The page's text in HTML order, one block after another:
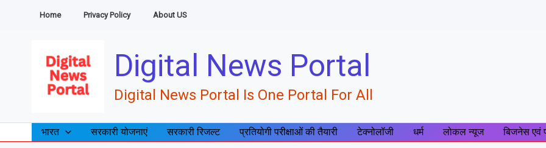
Home Privacy Policy About US
Digital News Portal
Digital News Portal Is One Portal For All
भारत सरकारी योजनाएं सरकारी रिजल्ट प्रतियोगी परीक्षाओं की तैयारी टेक्नोलॉजी धर्म लोकल न्यूज बिजनेस एवं